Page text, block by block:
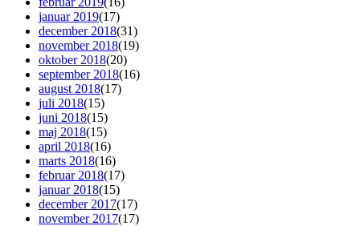
januar 2019(17)
december 2018(31)
november 2018(19)
oktober 2018(20)
september 2018(16)
august 2018(17)
juli 2018(15)
juni 2018(15)
maj 2018(15)
april 2018(16)
marts 2018(16)
februar 2018(17)
januar 2018(15)
december 2017(17)
november 2017(17)